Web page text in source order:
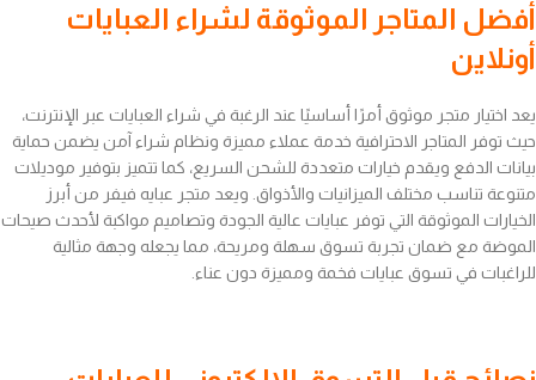
أفضل المتاجر الموثوقة لشراء العبايات
أونلاين
يعد اختيار متجر موثوق أمرًا أساسيًا عند الرغبة في شراء العبايات عبر الإنترنت،
حيث توفر المتاجر الاحترافية خدمة عملاء مميزة ونظام شراء آمن يضمن حماية
بيانات الدفع ويقدم خيارات متعددة للشحن السريع، كما تتميز بتوفير موديلات
متنوعة تناسب مختلف الميزانيات والأذواق. ويعد متجر عبايه فيفر من أبرز
الخيارات الموثوقة التي توفر عبايات عالية الجودة وتصاميم مواكبة لأحدث صيحات
الموضة مع ضمان تجربة تسوق سهلة ومريحة، مما يجعله وجهة مثالية
للراغبات في تسوق عبايات فخمة ومميزة دون عناء.